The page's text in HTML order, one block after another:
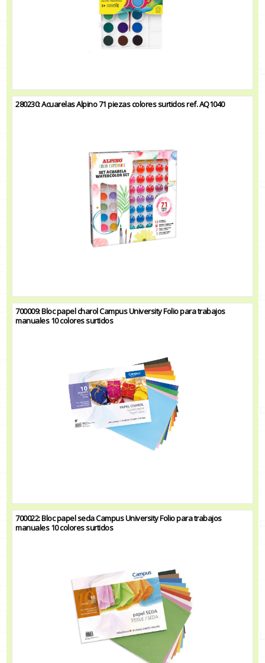
280230: Acuarelas Alpino 71 piezas colores surtidos ref. AQ1040
700009: Bloc papel charol Campus University Folio para trabajos
manuales 10 colores surtidos
700022: Bloc papel seda Campus University Folio para trabajos
manuales 10 colores surtidos